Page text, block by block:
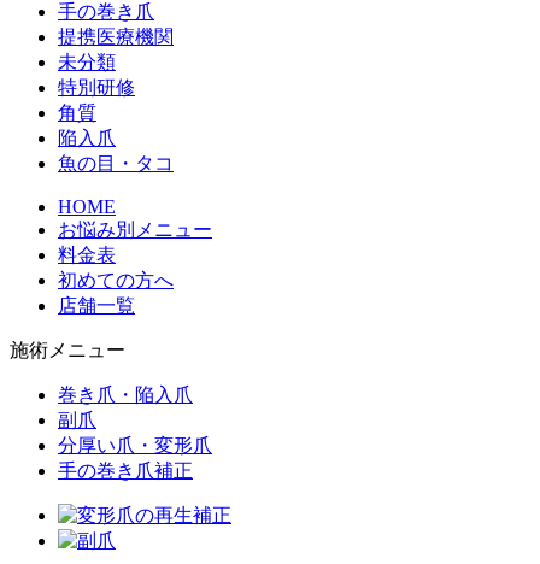
手の巻き爪
提携医療機関
未分類
特別研修
角質
陥入爪
魚の目・タコ
HOME
お悩み別メニュー
料金表
初めての方へ
店舗一覧
施術メニュー
巻き爪・陥入爪
副爪
分厚い爪・変形爪
手の巻き爪補正